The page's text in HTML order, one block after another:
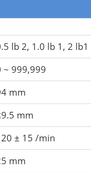
lb 2, 1.0 lb 1, 2 lb1
~ 999,999
mm
mm
± 15 /min
mm